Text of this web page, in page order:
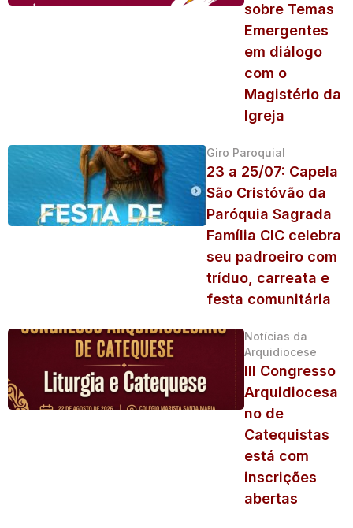
sobre Temas
Emergentes
em diálogo
com o
Magistério da
Igreja
Giro Paroquial
23 a 25/07: Capela
São Cristóvão da
Paróquia Sagrada
Família CIC celebra
seu padroeiro com
tríduo, carreata e
festa comunitária
Notícias da
Arquidiocese
III Congresso
Arquidiocesa
no de
Catequistas
está com
inscrições
abertas